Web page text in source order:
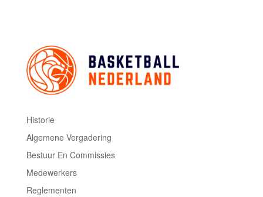
Historie
Algemene Vergadering
Bestuur En Commissies
Medewerkers
Reglementen